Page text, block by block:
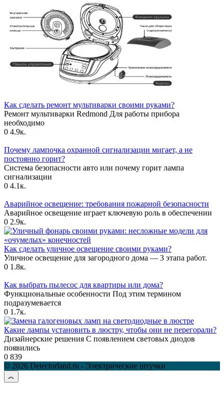
Как сделать ремонт мультиварки своими руками?
Ремонт мультиварки Redmond Для работы прибора
необходимо
0 4.9к.
Почему лампочка охранной сигнализации мигает, а не
постоянно горит?
Система безопасности авто или почему горит лампа
сигнализации
0 4.1к.
Аварийное освещение: требования пожарной безопасности
Аварийное освещение играет ключевую роль в обеспечении
0 2.9к.
Как сделать уличное освещение своими руками?
Уличное освещение для загородного дома — 3 этапа работ.
0 1.8к.
Как выбрать пылесос для квартиры или дома?
Функциональные особенности Под этим термином
подразумевается
0 1.7к.
Какие лампы установить в люстру, чтобы они не перегорали?
Дизайнерские решения С появлением световых диодов
появились
0 839
© 2026 Detectorland.ru - Электрические штучки